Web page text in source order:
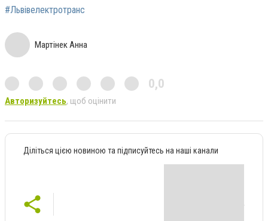
#Львівелектротранс
Мартінек Анна
0,0
Авторизуйтесь, щоб оцінити
Діліться цією новиною та підписуйтесь на наші канали